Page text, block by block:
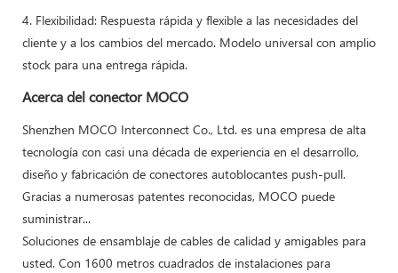
4. Flexibilidad: Respuesta rápida y flexible a las necesidades del
cliente y a los cambios del mercado. Modelo universal con amplio
stock para una entrega rápida.
Acerca del conector MOCO
Shenzhen MOCO Interconnect Co., Ltd. es una empresa de alta
tecnología con casi una década de experiencia en el desarrollo,
diseño y fabricación de conectores autoblocantes push-pull.
Gracias a numerosas patentes reconocidas, MOCO puede
suministrar...
Soluciones de ensamblaje de cables de calidad y amigables para
usted. Con 1600 metros cuadrados de instalaciones para